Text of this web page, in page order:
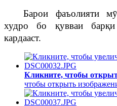
Барои фаъолияти
худро бо қувваи
кардааст.
Кликните, чтобы
чтобы открыть